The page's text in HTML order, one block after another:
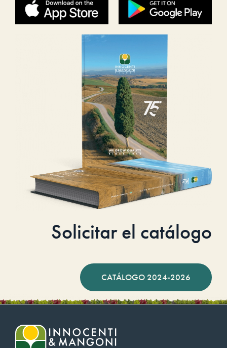
Solicitar el catálogo
CATÁLOGO 2024-2026